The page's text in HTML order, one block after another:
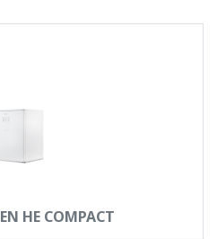
HE COMPACT